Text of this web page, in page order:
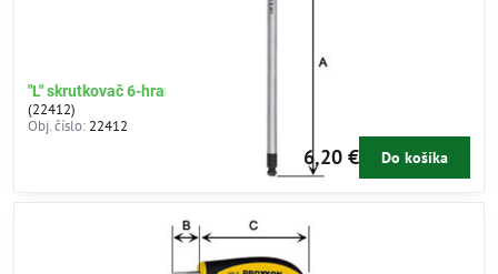
"L" skrutkovač 6-hran 6mm
(22412)
Obj. číslo: 22412
6,20 € Do košíka